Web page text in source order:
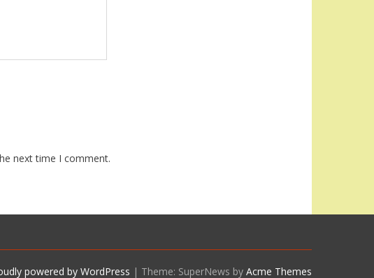
next time I comment.
powered by WordPress | Theme: SuperNews by Acme Themes